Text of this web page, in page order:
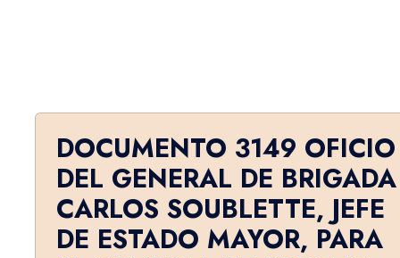
DOCUMENTO 3149 OFICIO
DEL GENERAL DE BRIGADA
CARLOS SOUBLETTE, JE­FE
DE ESTADO MAYOR, PARA